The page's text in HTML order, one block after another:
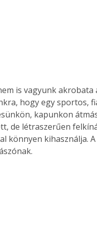
is vagyunk
hogy egy sportos,
kapunkon
de létraszerűen
könnyen kihasználja.